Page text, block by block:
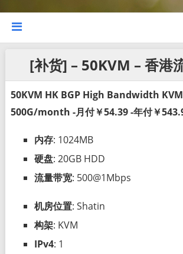
[补货] – 50KVM – 香港
50KVM HK BGP High Bandwidth
500G/month -月付￥54.39 -年付￥
内存: 1024MB
硬盘: 20GB HDD
流量带宽: 500@1Mbps
机房位置: Shatin
构架: KVM
IPv4: 1